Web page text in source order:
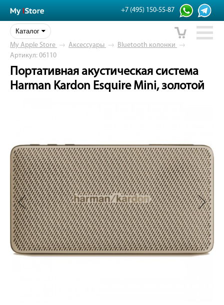
+7 (495) 150-55-87
Каталог
My Apple Store → Аксессуары → Bluetooth колонки →
Артикул: 06110
Портативная акустическая система
Harman Kardon Esquire Mini, золотой